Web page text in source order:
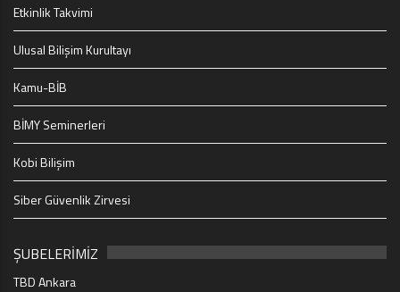
Etkinlik Takvimi
Ulusal Bilişim Kurultayı
Kamu-BİB
BİMY Seminerleri
Kobi Bilişim
Siber Güvenlik Zirvesi
ŞUBELERİMİZ
TBD Ankara